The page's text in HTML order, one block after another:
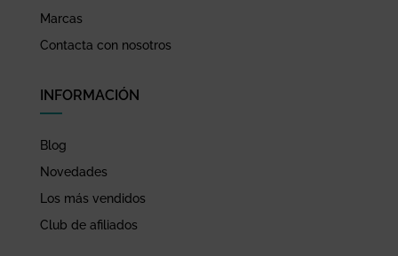
Marcas
Contacta con nosotros
INFORMACIÓN
Blog
Novedades
Los más vendidos
Club de afiliados